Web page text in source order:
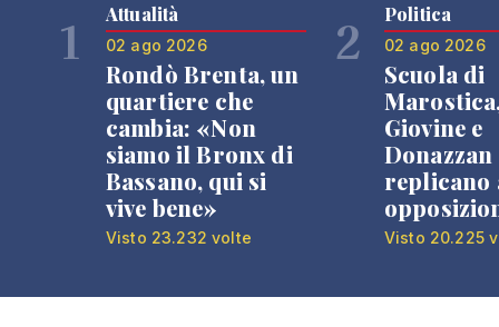
1 Attualità
02 ago 2026
Rondò Brenta, un
quartiere che
cambia: «Non
siamo il Bronx di
Bassano, qui si
vive bene»
Visto 23.232 volte
2 Politica
02 ago 2026
Scuola di
Giovine e
Donazzan
replicano
Visto 20.225